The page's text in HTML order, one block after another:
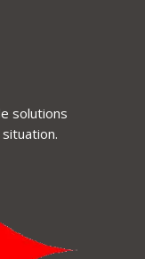
solutions